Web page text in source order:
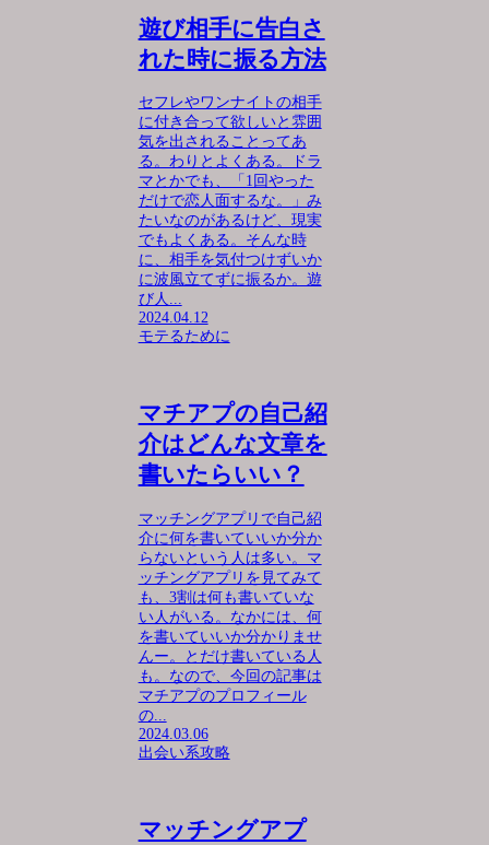
遊び相手に告白さ
れた時に振る方法
セフレやワンナイトの相手
に付き合って欲しいと雰囲
気を出されることってあ
る。わりとよくある。ドラ
マとかでも、「1回やった
だけで恋人面するな。」み
たいなのがあるけど、現実
でもよくある。そんな時
に、相手を気付つけずいか
に波風立てずに振るか。遊
び人...
2024.04.12
モテるために
マチアプの自己紹
介はどんな文章を
書いたらいい？
マッチングアプリで自己紹
介に何を書いていいか分か
らないという人は多い。マ
ッチングアプリを見てみて
も、3割は何も書いていな
い人がいる。なかには、何
を書いていいか分かりませ
んー。とだけ書いている人
も。なので、今回の記事は
マチアプのプロフィール
の...
2024.03.06
出会い系攻略
マッチングアプ